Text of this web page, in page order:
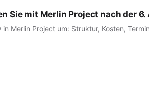
Sie mit Merlin Project nach der 6.
Merlin Project um: Struktur, Kosten,